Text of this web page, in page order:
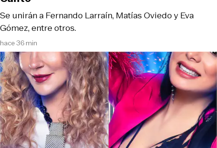
hace 36 min
Se unirán a Fernando Larraín, Matías Oviedo y Eva
Gómez, entre otros.